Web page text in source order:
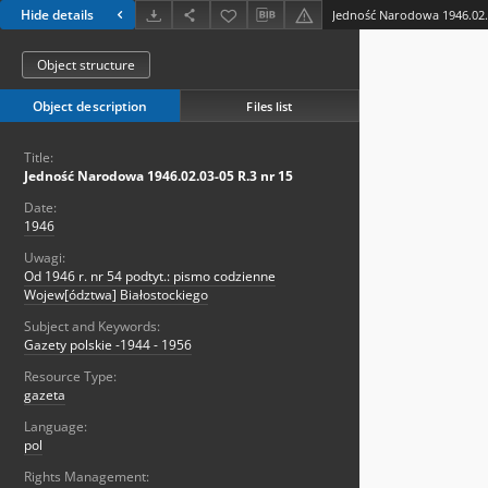
Hide details Jedność Narodowa
Object structure
Object description Files list
Title:
Jedność Narodowa 1946.02.03-05 R.3 nr 15
Date:
1946
Uwagi:
Od 1946 r. nr 54 podtyt.: pismo codzienne
Wojew[ództwa] Białostockiego
Subject and Keywords:
Gazety polskie -1944 - 1956
Resource Type:
gazeta
Language:
pol
Rights Management: